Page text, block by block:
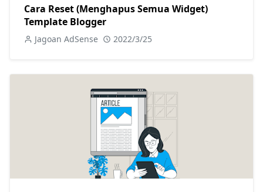
Cara Reset (Menghapus Semua Widget)
Template Blogger
Jagoan AdSense 2022/3/25